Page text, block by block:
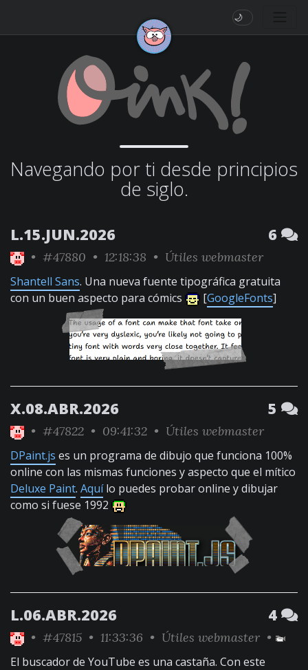
🌙
Navegando por ti desde principios
de siglo.
L.15.JUN.2026 6
• #47880 • 12:18:38 • Útiles webmaster
Shantell Sans. Una nueva fuente tipográfica gratuita
con un buen aspecto para cómics
[GoogleFonts]
X.08.ABR.2026 5
• #47822 • 09:41:32 • Útiles webmaster
DPaint.js es un programa de dibujo que funciona 100%
online con las mismas funciones y aspecto que el mítico
Deluxe Paint. Aquílo puedes probar online y dibujar
como si fuese 1992
L.06.ABR.2026 4
• #47815 • 11:33:36 • Útiles webmaster •
El buscador de YouTube es una castaña. Con este